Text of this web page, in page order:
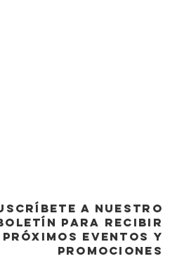
A NUESTRO
PARA RECIBIR
PRÓXIMOS EVENTOS y
promociones